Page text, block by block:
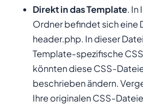
Direkt in das Template. In
Ordner befindet sich eine
header.php. In dieser
Template-spezifische
könnten diese CSS-
beschrieben ändern.
Ihre originalen CSS-